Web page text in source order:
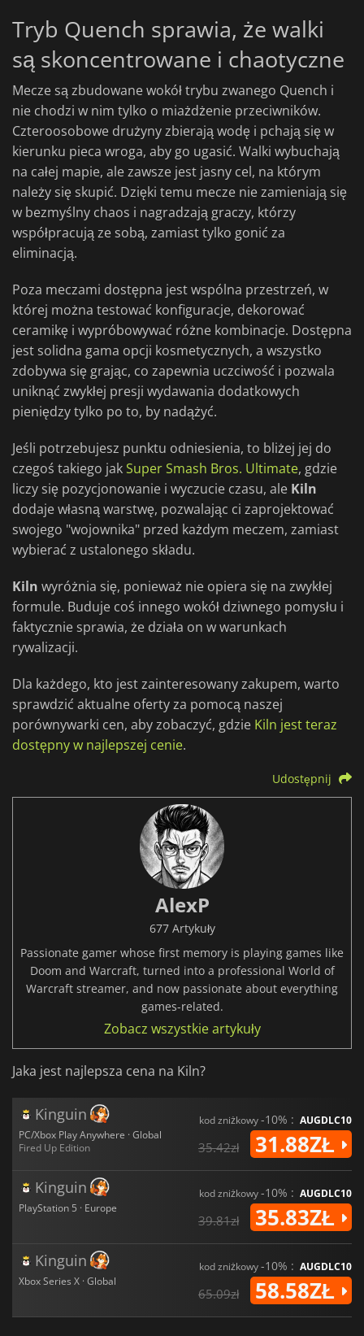
Tryb Quench sprawia, że walki
są skoncentrowane i chaotyczne
Mecze są zbudowane wokół trybu zwanego Quench i
nie chodzi w nim tylko o miażdżenie przeciwników.
Czteroosobowe drużyny zbierają wodę i pchają się w
kierunku pieca wroga, aby go ugasić. Walki wybuchają
na całej mapie, ale zawsze jest jasny cel, na którym
należy się skupić. Dzięki temu mecze nie zamieniają się
w bezmyślny chaos i nagradzają graczy, którzy
współpracują ze sobą, zamiast tylko gonić za
eliminacją.
Poza meczami dostępna jest wspólna przestrzeń, w
której można testować konfiguracje, dekorować
ceramikę i wypróbowywać różne kombinacje. Dostępna
jest solidna gama opcji kosmetycznych, a wszystko
zdobywa się grając, co zapewnia uczciwość i pozwala
uniknąć zwykłej presji wydawania dodatkowych
pieniędzy tylko po to, by nadążyć.
Jeśli potrzebujesz punktu odniesienia, to bliżej jej do
czegoś takiego jakSuper Smash Bros. Ultimate, gdzie
liczy się pozycjonowanie i wyczucie czasu, ale Kiln
dodaje własną warstwę, pozwalając ci zaprojektować
swojego "wojownika" przed każdym meczem, zamiast
wybierać z ustalonego składu.
Kiln wyróżnia się, ponieważ nie opiera się na zwykłej
formule. Buduje coś innego wokół dziwnego pomysłu i
faktycznie sprawia, że działa on w warunkach
rywalizacji.
Dla każdego, kto jest zainteresowany zakupem, warto
sprawdzić aktualne oferty za pomocą naszej
porównywarki cen, aby zobaczyć, gdzie Kiln jest teraz
dostępny w najlepszej cenie.
Udostępnij
AlexP
677 Artykuły
Passionate gamer whose first memory is playing games like
Doom and Warcraft, turned into a professional World of
Warcraft streamer, and now passionate about everything
games-related.
Zobacz wszystkie artykuły
Jaka jest najlepsza cena na Kiln?
Kinguin
PC/Xbox Play Anywhere · Global
Fired Up Edition
kod zniżkowy-10% : AUGDLC10
35.42zł 31.88ZŁ
Kinguin
PlayStation 5 · Europe
kod zniżkowy-10% : AUGDLC10
39.81zł 35.83ZŁ
Kinguin
Xbox Series X · Global
kod zniżkowy-10% : AUGDLC10
65.09zł 58.58ZŁ